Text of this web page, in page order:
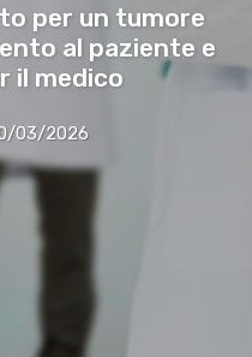
per un tumore
al paziente e
il medico
03/2026